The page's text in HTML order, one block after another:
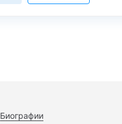
Биографии